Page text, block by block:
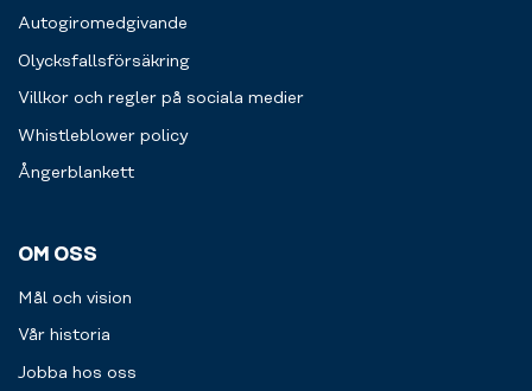
Autogiromedgivande
Olycksfallsförsäkring
Villkor och regler på sociala medier
Whistleblower policy
Ångerblankett
OM OSS
Mål och vision
Vår historia
Jobba hos oss